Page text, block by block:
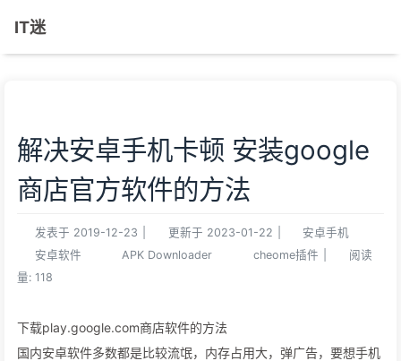
IT迷
解决安卓手机卡顿 安装google
商店官方软件的方法
发表于 2019-12-23 更新于 2023-01-22
安卓手机
安卓软件
APK Downloader cheome插件
阅读
量: 118
下载play.google.com商店软件的方法
国内安卓软件多数都是比较流氓，内存占用大，弹广告，要想手机